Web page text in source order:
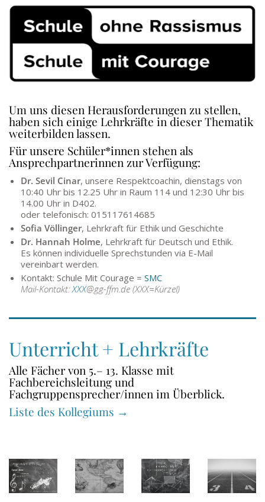
Um uns diesen Herausforderungen zu stellen,
haben sich einige Lehrkräfte in dieser Thematik
weiterbilden lassen.
Für unsere Schüler*innen stehen als
Ansprechpartnerinnen zur Verfügung:
Dr. Sevil Cinar, unsere Respektcoachin, dienstags von
10:40 Uhr bis 12.25 Uhr in Raum 114 und 12:30 Uhr bis
14.00 Uhr in D402.
oder telefonisch: 015117614685
Sofia Völlinger, Lehrkraft für Ethik und Geschichte
Dr. Hannah Holme, Lehrkraft für Deutsch und Ethik.
Es können individuelle Sprechstunden via E-Mail
vereinbart werden.
Kontakt: Schule Mit Courage = SMC
Mail-Kontakt: XXX@gg-ffm.de (XXX=Kürzel)
Unterricht + Lehrkräfte
Alle Fächer von 5.– 13. Klasse mit
Fachbereichsleitung und
Fachgruppensprecher/innen im Überblick.
Liste des Kollegiums →